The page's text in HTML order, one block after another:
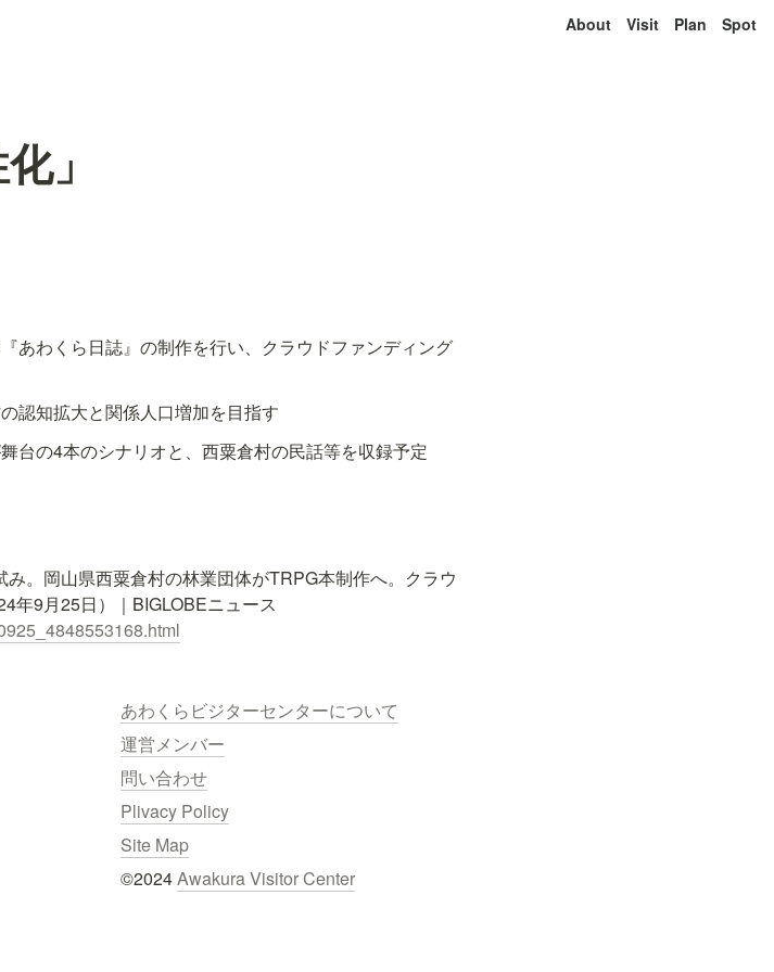
About Visit Plan Spot
」
あわくら日誌』の制作を行い、クラウドファンディング
認知拡大と関係人口増加を目指す
台の4本のシナリオと、西粟倉村の民話等を収録予定
。岡山県西粟倉村の林業団体がTRPG本制作へ。クラウ
あわくらビジターセンターについて
運営メンバー
問い合わせ
Plivacy Policy
Site Map
©2024 Awakura Visitor Center